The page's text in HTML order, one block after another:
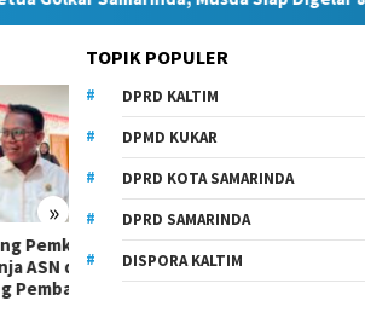
»
Beasiswa Daerah Belum Ada,
Anhar Minta Pemkot
Samarinda Beri Perhatian
TOPIK POPULER
DPRD KALTIM
DPMD KUKAR
DPRD KOTA SAMARINDA
DPRD SAMARINDA
DISPORA KALTIM